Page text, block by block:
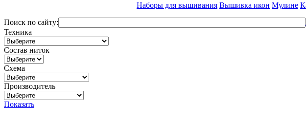
Наборы для вышивания Вышивка икон Мулине
Поиск по сайту:
Техника
Состав ниток
Схема
Производитель
Показать